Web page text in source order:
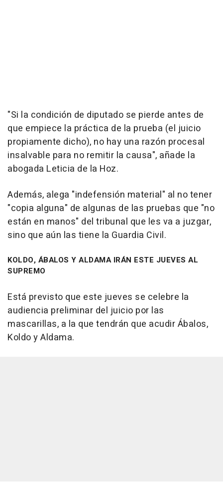
"Si la condición de diputado se pierde antes de
que empiece la práctica de la prueba (el juicio
propiamente dicho), no hay una razón procesal
insalvable para no remitir la causa", añade la
abogada Leticia de la Hoz.
Además, alega "indefensión material" al no tener
"copia alguna" de algunas de las pruebas que "no
están en manos" del tribunal que les va a juzgar,
sino que aún las tiene la Guardia Civil.
KOLDO, ÁBALOS Y ALDAMA IRÁN ESTE JUEVES AL
SUPREMO
Está previsto que este jueves se celebre la
audiencia preliminar del juicio por las
mascarillas, a la que tendrán que acudir Ábalos,
Koldo y Aldama.